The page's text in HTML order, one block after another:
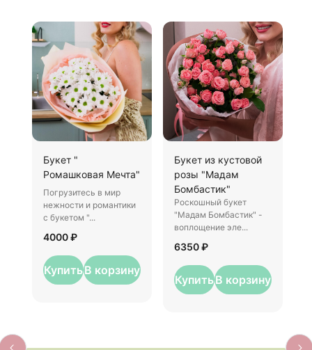
Букет "
Ромашковая Мечта"
Погрузитесь в мир
нежности и романтики
с букетом "...
4000 ₽
КупитьВ корзину
Букет из кустовой
розы "Мадам
Бомбастик"
Роскошный букет
"Мадам Бомбастик" -
воплощение эле...
6350 ₽
КупитьВ корзину